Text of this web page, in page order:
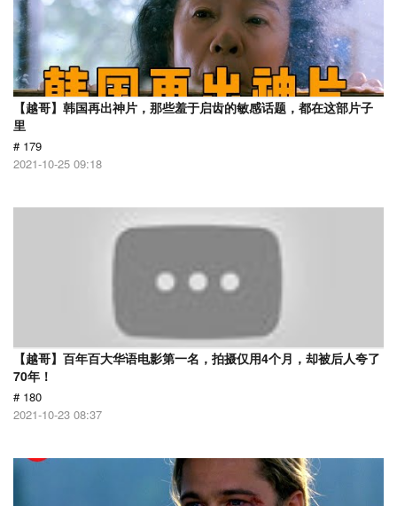
【越哥】韩国再出神片，那些羞于启齿的敏感话题，都在这部片子
里
# 179
2021-10-25 09:18
【越哥】百年百大华语电影第一名，拍摄仅用4个月，却被后人夸了
70年！
# 180
2021-10-23 08:37